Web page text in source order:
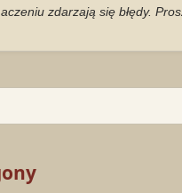
zdarzają się błędy.